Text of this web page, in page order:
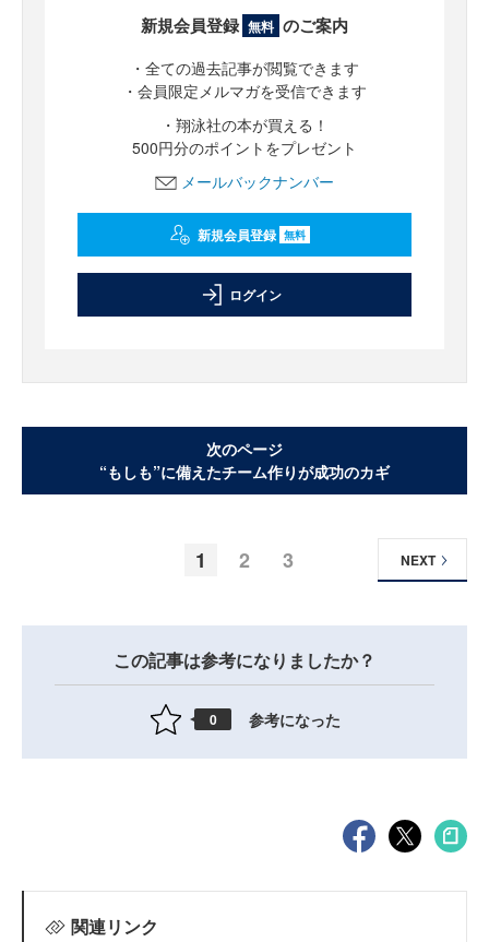
新規会員登録 無料 のご案内
・全ての過去記事が閲覧できます
・会員限定メルマガを受信できます
・翔泳社の本が買える！
500円分のポイントをプレゼント
メールバックナンバー
新規会員登録 無料
ログイン
次のページ
“もしも”に備えたチーム作りが成功のカギ
1 2 3 NEXT
この記事は参考になりましたか？
0 参考になった
関連リンク